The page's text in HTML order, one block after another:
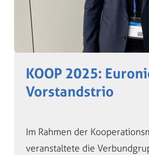
KOOP 2025:
Vorstandstrio
Im Rahmen der
veranstaltete die